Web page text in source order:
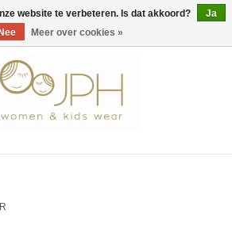
0 Artikelen - €0,00
website te verbeteren. Is dat akkoord?
Ja
Nee
Meer over cookies »